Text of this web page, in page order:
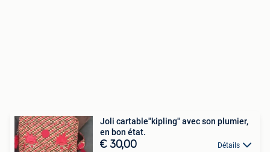
Joli cartable"kipling" avec son plumier,
en bon état.
€ 30,00 Détails